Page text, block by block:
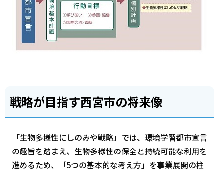
戦略が目指す西宮市の将来像
「生物多様性にしのみや戦略」では、環境学習都市宣言
の趣旨を踏まえ、生物多様性の保全と持続可能な利用を
進めるため、「5つの基本的な考え方」を事業展開の柱